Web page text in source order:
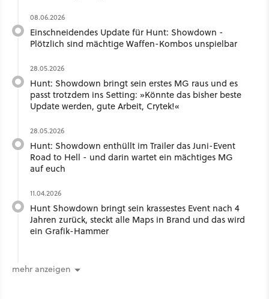
08.06.2026
Einschneidendes Update für Hunt: Showdown -
Plötzlich sind mächtige Waffen-Kombos unspielbar
28.05.2026
Hunt: Showdown bringt sein erstes MG raus und es
passt trotzdem ins Setting: »Könnte das bisher beste
Update werden, gute Arbeit, Crytek!«
28.05.2026
Hunt: Showdown enthüllt im Trailer das Juni-Event
Road to Hell - und darin wartet ein mächtiges MG
auf euch
11.04.2026
Hunt Showdown bringt sein krassestes Event nach 4
Jahren zurück, steckt alle Maps in Brand und das wird
ein Grafik-Hammer
mehr anzeigen